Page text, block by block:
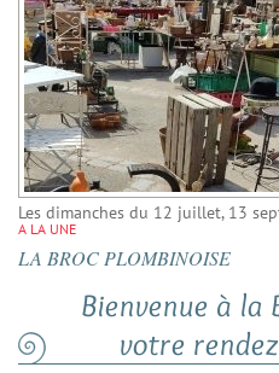
Les dimanches du 12 juillet, 13
A LA UNE
LA BROC PLOMBINOISE
Bienvenue à la
votre